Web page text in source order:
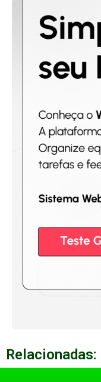
Relacionadas: